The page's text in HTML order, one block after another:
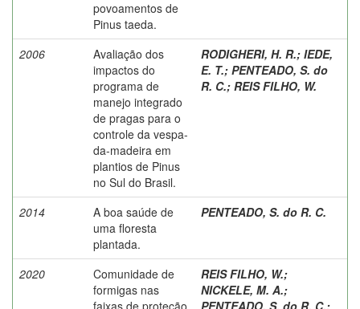
povoamentos de
Pinus taeda.
2006
Avaliação dos
impactos do
programa de
manejo integrado
de pragas para o
controle da vespa-
da-madeira em
plantios de Pinus
no Sul do Brasil.
RODIGHERI, H. R.; IEDE,
E. T.; PENTEADO, S. do
R. C.; REIS FILHO, W.
2014
A boa saúde de
uma floresta
plantada.
PENTEADO, S. do R. C.
2020
Comunidade de
formigas nas
faixas de proteção
REIS FILHO, W.;
NICKELE, M. A.;
PENTEADO, S. do R. C.;